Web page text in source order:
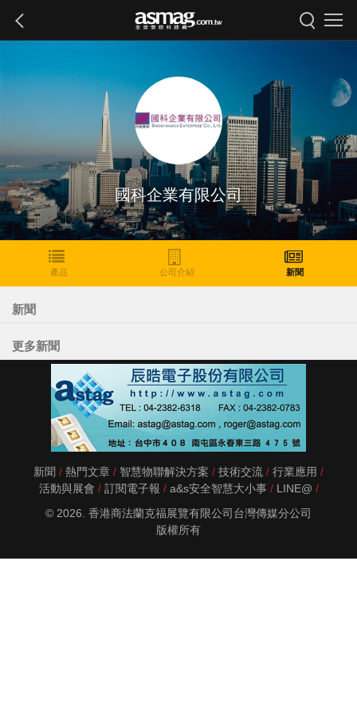
國科企業有限公司
產品 公司介紹 新聞
新聞
更多新聞
新聞 熱門文章 智慧物聯解決方案 技術交流
行業應用
活動與展會
訂閱電子報 a&s安全智慧大小事
LINE@
© 2026. 香港商法蘭克福展覽有限公司台灣傳媒分公司
版權所有